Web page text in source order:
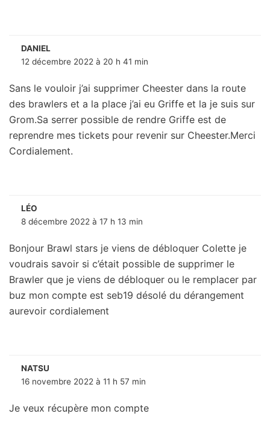
DANIEL
12 décembre 2022 à 20 h 41 min
Sans le vouloir j’ai supprimer Cheester dans la route
des brawlers et a la place j’ai eu Griffe et la je suis sur
Grom.Sa serrer possible de rendre Griffe est de
reprendre mes tickets pour revenir sur Cheester.Merci
Cordialement.
LÉO
8 décembre 2022 à 17 h 13 min
Bonjour Brawl stars je viens de débloquer Colette je
voudrais savoir si c’était possible de supprimer le
Brawler que je viens de débloquer ou le remplacer par
buz mon compte est seb19 désolé du dérangement
aurevoir cordialement
NATSU
16 novembre 2022 à 11 h 57 min
Je veux récupère mon compte